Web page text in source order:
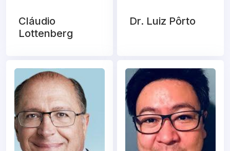
Cláudio
Lottenberg
Dr. Luiz Pôrto